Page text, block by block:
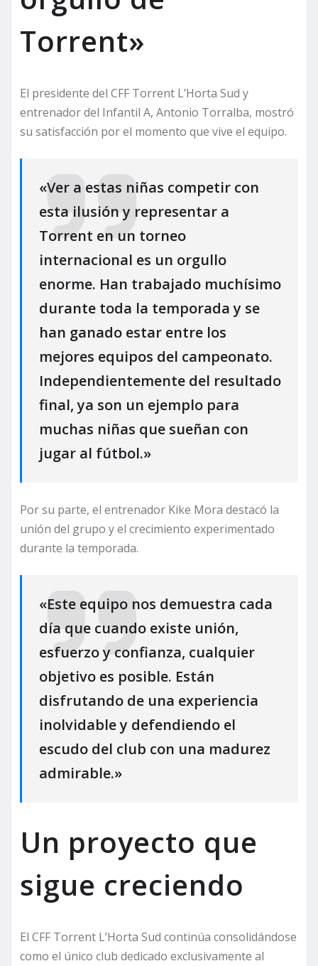
Torrent»
El presidente del CFF Torrent L’Horta Sud y
entrenador del Infantil A, Antonio Torralba, mostró
su satisfacción por el momento que vive el equipo.
«Ver a estas niñas competir con
esta ilusión y representar a
Torrent en un torneo
internacional es un orgullo
enorme. Han trabajado muchísimo
durante toda la temporada y se
han ganado estar entre los
mejores equipos del campeonato.
Independientemente del resultado
final, ya son un ejemplo para
muchas niñas que sueñan con
jugar al fútbol.»
Por su parte, el entrenador Kike Mora destacó la
unión del grupo y el crecimiento experimentado
durante la temporada.
«Este equipo nos demuestra cada
día que cuando existe unión,
esfuerzo y confianza, cualquier
objetivo es posible. Están
disfrutando de una experiencia
inolvidable y defendiendo el
escudo del club con una madurez
admirable.»
Un proyecto que
sigue creciendo
El CFF Torrent L’Horta Sud continúa consolidándose
como el único club dedicado exclusivamente al